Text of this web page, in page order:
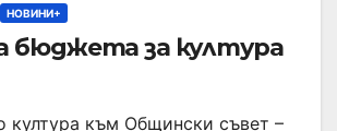
НОВИНИ+
бюджета за култура
култура към Общински съвет –